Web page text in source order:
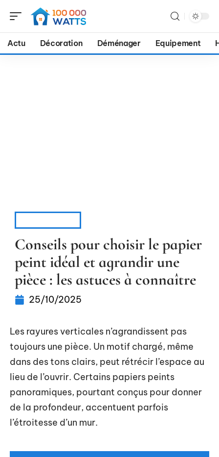
Actu Décoration Déménager Equipement
Conseils pour choisir le papier
peint idéal et agrandir une
pièce : les astuces à connaître
25/10/2025
Les rayures verticales n’agrandissent pas
toujours une pièce. Un motif chargé, même
dans des tons clairs, peut rétrécir l’espace au
lieu de l’ouvrir. Certains papiers peints
panoramiques, pourtant conçus pour donner
de la profondeur, accentuent parfois
l’étroitesse d’un mur.